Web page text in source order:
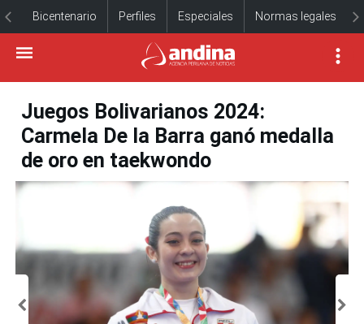
Bicentenario Perfiles Especiales Normas legales
Juegos Bolivarianos 2024:
Carmela De la Barra ganó medalla
de oro en taekwondo